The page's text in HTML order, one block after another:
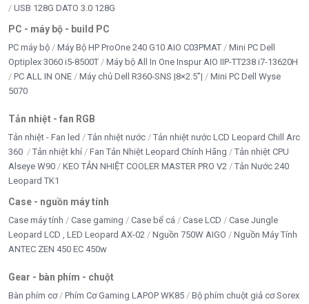
USB 128G DATO 3.0 128G
PC - máy bộ - build PC
PC máy bộ Máy Bộ HP ProOne 240 G10 AIO C03PMAT
Mini PC Dell
Optiplex 3060 i5-8500T
Máy bộ All In One Inspur AIO IIP-TT238 i7-13620H
PC ALL IN ONE
Máy chủ Dell R360-SNS |8×2.5”|
Mini PC Dell Wyse
5070
Tản nhiệt - fan RGB
Tản nhiệt - Fan led Tản nhiệt nước
Tản nhiệt nước LCD Leopard Chill Arc
360
Tản nhiệt khí Fan Tản Nhiệt Leopard Chính Hãng
Tản nhiệt CPU
Alseye W90
KEO TẢN NHIỆT COOLER MASTER PRO V2
Tản Nước 240
Leopard TK1
Case - nguồn máy tính
Case máy tính Case gaming Case bể cá Case LCD
Case Jungle
Leopard LCD , LED Leopard AX-02
Nguồn 750W AIGO
Nguồn Máy Tính
ANTEC ZEN 450 EC 450w
Gear - bàn phím - chuột
Bàn phím cơ Phím Cơ Gaming LAPOP WK85
Bộ phím chuột giả cơ Sorex